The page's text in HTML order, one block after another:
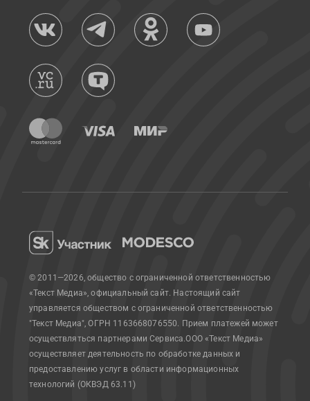
© 2011—2026, общество с ограниченной ответственностью
«Текст Медиа», официальный сайт. Настоящий сайт
управляется обществом с ограниченной ответственностью
"Текст Медиа", ОГРН 1163668076550. Прием платежей может
осуществляться партнерами Сервиса.ООО «Текст Медиа»
осуществляет деятельность по обработке данных и
предоставлению услуг в области информационных
технологий (ОКВЭД 63.11)